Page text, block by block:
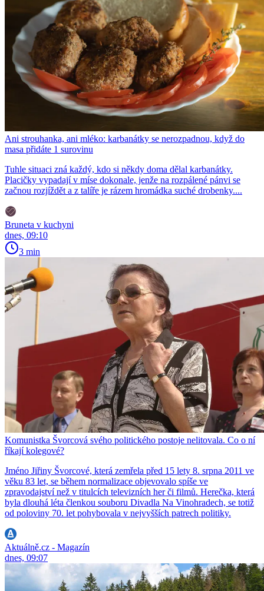
Ani strouhanka, ani mléko: karbanátky se nerozpadnou, když do
masa přidáte 1 surovinu
Tuhle situaci zná každý, kdo si někdy doma dělal karbanátky.
Placičky vypadají v míse dokonale, jenže na rozpálené pánvi se
začnou rozjíždět a z talíře je rázem hromádka suché drobenky....
Bruneta v kuchyni
dnes, 09:10
3 min
Komunistka Švorcová svého politického postoje nelitovala. Co o ní
říkají kolegové?
Jméno Jiřiny Švorcové, která zemřela před 15 lety 8. srpna 2011 ve
věku 83 let, se během normalizace objevovalo spíše ve
zpravodajství než v titulcích televizních her či filmů. Herečka, která
byla dlouhá léta členkou souboru Divadla Na Vinohradech, se totiž
od poloviny 70. let pohybovala v nejvyšších patrech politiky.
Aktuálně.cz - Magazín
dnes, 09:07